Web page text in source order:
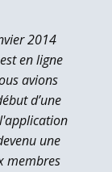
2014
en ligne
avions
d’une
une
membres